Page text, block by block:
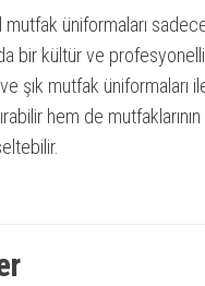
üniformaları
bir kültür ve
şık mutfak üniformaları
hem de mutfaklarının